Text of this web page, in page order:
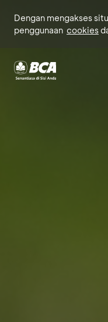
Dengan mengakses
penggunaan cookies